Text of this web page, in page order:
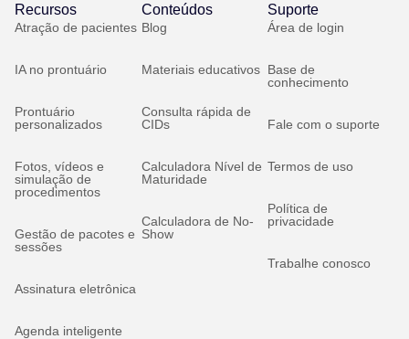
Recursos
Atração de pacientes
IA no prontuário
Prontuário
personalizados
Fotos, vídeos e
simulação de
procedimentos
Gestão de pacotes e
sessões
Assinatura eletrônica
Agenda inteligente
Conteúdos
Blog
Materiais educativos
Consulta rápida de
CIDs
Calculadora Nível de
Maturidade
Calculadora de No-
Show
Suporte
Área de login
Base de
conhecimento
Fale com o suporte
Termos de uso
Política de
privacidade
Trabalhe conosco